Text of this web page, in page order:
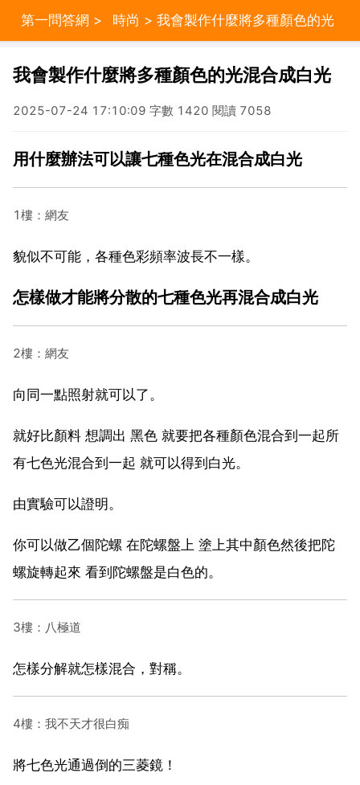
第一問答網 > 時尚 > 我會製作什麼將多種顏色的光
我會製作什麼將多種顏色的光混合成白光
2025-07-24 17:10:09 字數 1420 閱讀 7058
用什麼辦法可以讓七種色光在混合成白光
1樓：網友
貌似不可能，各種色彩頻率波長不一樣。
怎樣做才能將分散的七種色光再混合成白光
2樓：網友
向同一點照射就可以了。
就好比顏料 想調出 黑色 就要把各種顏色混合到一起所
有七色光混合到一起 就可以得到白光。
由實驗可以證明。
你可以做乙個陀螺 在陀螺盤上 塗上其中顏色然後把陀
螺旋轉起來 看到陀螺盤是白色的。
3樓：八極道
怎樣分解就怎樣混合，對稱。
4樓：我不天才很白痴
將七色光通過倒的三菱鏡！